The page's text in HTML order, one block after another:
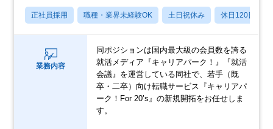
正社員採用 職種・業界未経験OK 土日祝休み 休日120日以上
業務内容
同ポジションは国内最大級の会員数を誇る
就活メディア『キャリアパーク！』『就活
会議』を運営している同社で、若手（既
卒・二卒）向け転職サービス『キャリアパ
ーク！For 20’s』の新規開拓をお任せしま
す。